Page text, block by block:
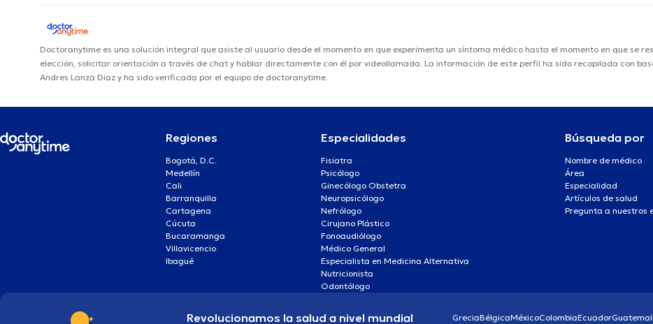
Doctoranytime es una solución integral que asiste al usuario desde el momento en que experimenta un síntoma médico hasta el momento en que se
elección, solicitar orientación a través de chat y hablar directamente con él por videollamada. La información de este perfil ha sido recopilada con
Andres Lanza Diaz y ha sido verificada por el equipo de doctoranytime.
Regiones
Bogotá, D.C.
Medellín
Cali
Barranquilla
Cartagena
Cúcuta
Bucaramanga
Villavicencio
Ibagué
Especialidades
Fisiatra
Psicólogo
Ginecólogo Obstetra
Neuropsicólogo
Nefrólogo
Cirujano Plástico
Fonoaudiólogo
Médico General
Especialista en Medicina Alternativa
Nutricionista
Odontólogo
Búsqueda por
Nombre de médico
Área
Especialidad
Artículos de salud
Pregunta a nuestros
Revolucionamos la salud a nivel mundial GreciaBélgicaMéxicoColombiaEcuador